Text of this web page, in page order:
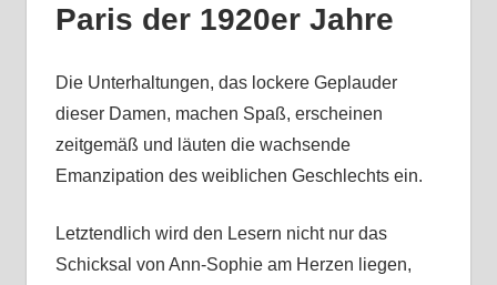
Paris der 1920er Jahre
Die Unterhaltungen, das lockere Geplauder
dieser Damen, machen Spaß, erscheinen
zeitgemäß und läuten die wachsende
Emanzipation des weiblichen Geschlechts ein.
Letztendlich wird den Lesern nicht nur das
Schicksal von Ann-Sophie am Herzen liegen,